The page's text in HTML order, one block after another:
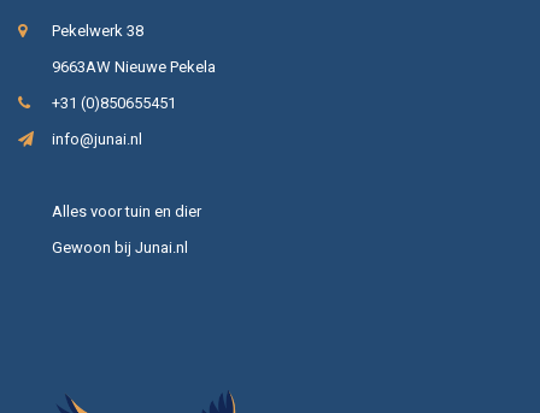
Pekelwerk 38
9663AW Nieuwe Pekela
+31 (0)850655451
info@junai.nl
Alles voor tuin en dier
Gewoon bij Junai.nl